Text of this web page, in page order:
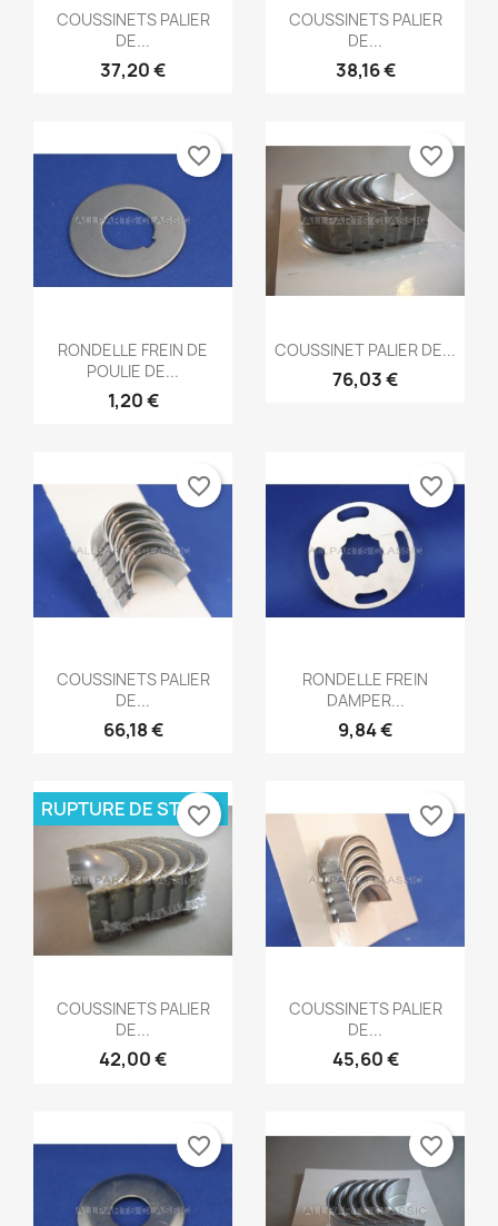
 Aperçu rapide
COUSSINETS PALIER
DE...
37,20 €
 Aperçu rapide
COUSSINETS PALIER
DE...
38,16 €
Aperçu rapide
RONDELLE FREIN DE
POULIE DE...
1,20 €
favorite_border
Aperçu rapide
COUSSINET PALIER DE...
76,03 €
favorite_border
 Aperçu rapide
COUSSINETS PALIER
DE...
66,18 €
favorite_border
Aperçu rapide
RONDELLE FREIN
DAMPER...
9,84 €
favorite_border
 Aperçu rapide
COUSSINETS PALIER
DE...
42,00 €
RUPTURE DE STOCK
favorite_border
 Aperçu rapide
COUSSINETS PALIER
DE...
45,60 €
favorite_border
favorite_border favorite_border